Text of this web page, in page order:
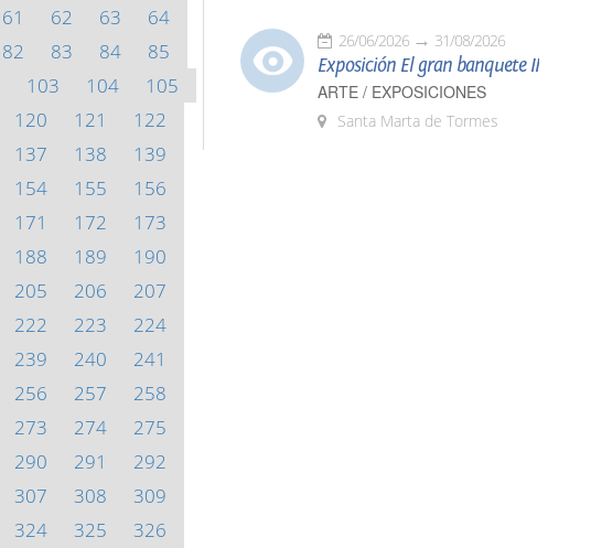
61 62 63
64
82 83 84
85
103 104
105
120 121
122
137 138
139
154 155
156
171 172
173
188 189
190
205 206
207
222 223
224
239 240
241
256 257
258
273 274
275
290 291
292
307 308
309
324 325 326
26/06/2026 31/08/2026
Exposición El gran banquete II
ARTE / EXPOSICIONES
Santa Marta de Tormes